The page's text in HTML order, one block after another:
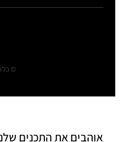
© כל
אוהבים את התכנים